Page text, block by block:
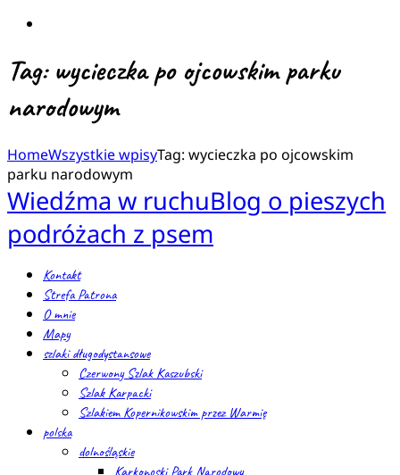
Tag: wycieczka po ojcowskim parku
narodowym
HomeWszystkie wpisyTag: wycieczka po ojcowskim
parku narodowym
Wiedźma w ruchuBlog o pieszych
podróżach z psem
Kontakt
Strefa Patrona
O mnie
Mapy
szlaki długodystansowe
Czerwony Szlak Kaszubski
Szlak Karpacki
Szlakiem Kopernikowskim przez Warmię
polska
dolnośląskie
Karkonoski Park Narodowy